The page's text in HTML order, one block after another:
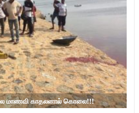
மாணவி காதலனால் கொலை!!!